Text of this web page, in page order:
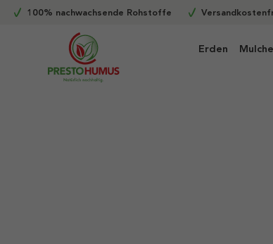
Hauptinhalt springen
Zur Suche springen
Zur Hauptnavigation springen
100% nachwachsende Rohstoffe
Erden